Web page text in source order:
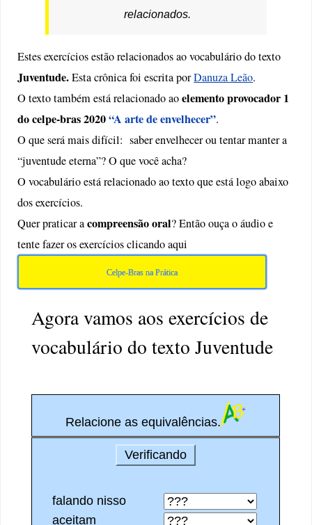
relacionados.
Estes exercícios estão relacionados ao vocabulário do texto
Juventude.Esta crônica foi escrita porDanuza Leão.
O texto também está relacionado aoelemento provocador 1
do celpe-bras 2020“A arte de envelhecer”.
O que será mais difícil: saber envelhecer ou tentar manter a
“juventude eterna”? O que você acha?
O vocabulário está relacionado ao texto que está logo abaixo
dos exercícios.
Quer praticar acompreensão oral? Então ouça o áudio e
tente fazer os exercícios clicando aqui
Celpe-Bras na Prática
Agora vamos aos exercícios de
vocabulário do texto Juventude